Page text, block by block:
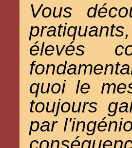
Vous
élevés
quoi le
toujours
par